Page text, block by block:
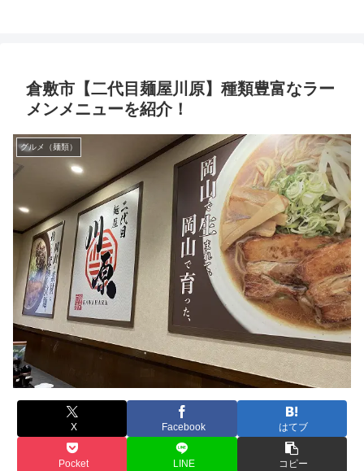
倉敷市【二代目麺屋川原】種類豊富なラー
メンメニューを紹介！
グルメ（麺類）
X Facebook はてブ
Pocket LINE コピー